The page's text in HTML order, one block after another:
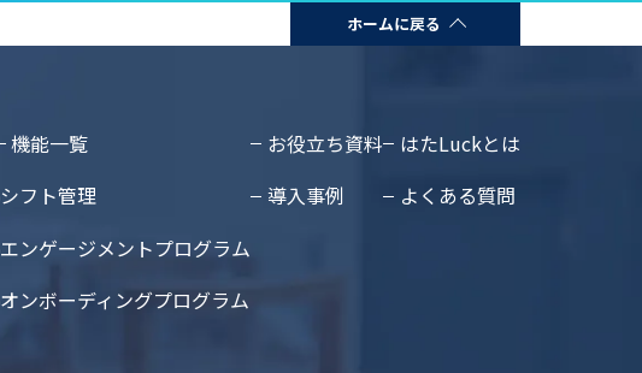
ホームに戻る
機能一覧
シフト管理
エンゲージメントプログラム
オンボーディングプログラム
お役立ち資料
導入事例
はたLuckとは
よくある質問